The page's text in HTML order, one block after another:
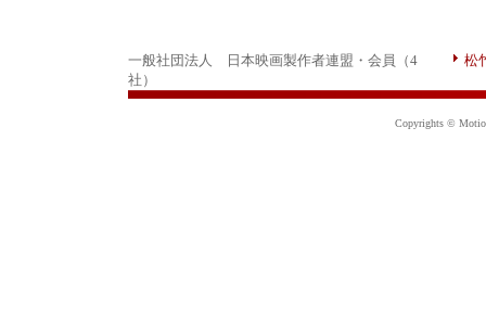
一般社団法人 日本映画製作者連盟・会員（4
社）
松
Copyrights ©